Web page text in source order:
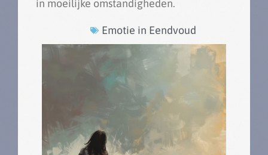
in moeilijke omstandigheden.
Emotie in Eendvoud